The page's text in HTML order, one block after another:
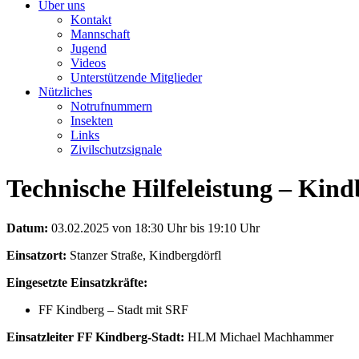
Über uns
Kontakt
Mannschaft
Jugend
Videos
Unterstützende Mitglieder
Nützliches
Notrufnummern
Insekten
Links
Zivilschutzsignale
Technische Hilfeleistung –
Datum: 03.02.2025 von 18:30 Uhr bis 19:10 Uhr
Einsatzort: Stanzer Straße, Kindbergdörfl
Eingesetzte Einsatzkräfte:
FF Kindberg – Stadt mit SRF
Einsatzleiter FF Kindberg-Stadt: HLM Michael Machhammer